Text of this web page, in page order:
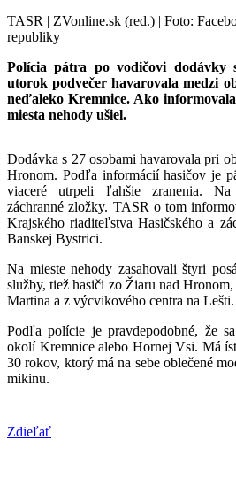
TASR | ZVonline.sk (red.) | Foto:
republiky
Polícia pátra po vodičovi
utorok podvečer havarovala medzi
neďaleko Kremnice. Ako
miesta nehody ušiel.
Dodávka s 27 osobami havarovala pri
Hronom. Podľa informácií hasičov je
viaceré utrpeli ľahšie zranenia. Na
záchranné zložky. TASR o tom
Krajského riaditeľstva Hasičského a
Banskej Bystrici.
Na mieste nehody zasahovali štyri
služby, tiež hasiči zo Žiaru nad
Martina a z výcvikového centra na Lešti.
Podľa polície je pravdepodobné, že
okolí Kremnice alebo Hornej Vsi. Má
30 rokov, ktorý má na sebe oblečené
mikinu.
Zdieľať